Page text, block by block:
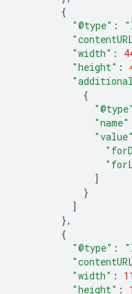
{
"@type" :
"width" :
"height" :
{
"@type"
"name"
"value"
]
}
]
},
{
"@type" :
"width" :
"height" :